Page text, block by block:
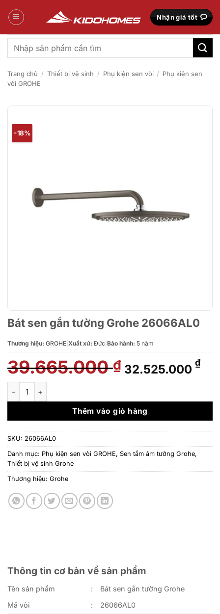
qua
Nhận giá tốt
Tìm
kiếm:
Trang chủ / Thiết bị vệ sinh / Phụ kiện sen vòi / Phụ kiện sen
vòi GROHE
-18%
Bát sen gắn tường Grohe 26066AL0
Thương hiệu: GROHE Xuất xứ: Đức Bảo hành: 5 năm
39.665.000₫ Giá
gốc
39.665.000 ₫.
32.525.000 ₫Giá
là:
Bát sen gắn tường Grohe 26066AL0 số lượng
Thêm vào giỏ hàng
SKU: 26066AL0
Danh mục: Phụ kiện sen vòi GROHE, Sen tắm âm tường Grohe,
Thiết bị vệ sinh Grohe
Thương hiệu: Grohe
Thông tin cơ bản về sản phẩm
Tên sản phẩm :
Bát sen gắn tường Grohe
Mã vòi
:
26066AL0